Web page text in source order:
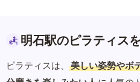
明石駅のピラティス
ピラティスは、 美しい姿勢やボ